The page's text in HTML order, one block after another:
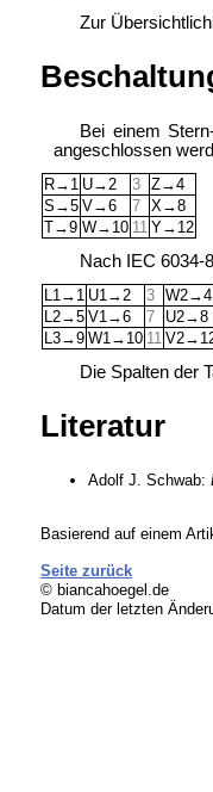
Zur
Bei einem
angeschlossen
R→1 U→2 3
Z→4
S→5 V→6 7
X→8
T→9 W→10 11 Y→12
Nach IEC 6034-
L1→1 U1→2 3
W2→4
L2→5 V1→6 7
U2→8
L3→9 W1→10 11
Die Spalten der
Literatur
Adolf J. Schwab:
Basierend auf einem
Seite zurück
© biancahoegel.de
Datum der letzten